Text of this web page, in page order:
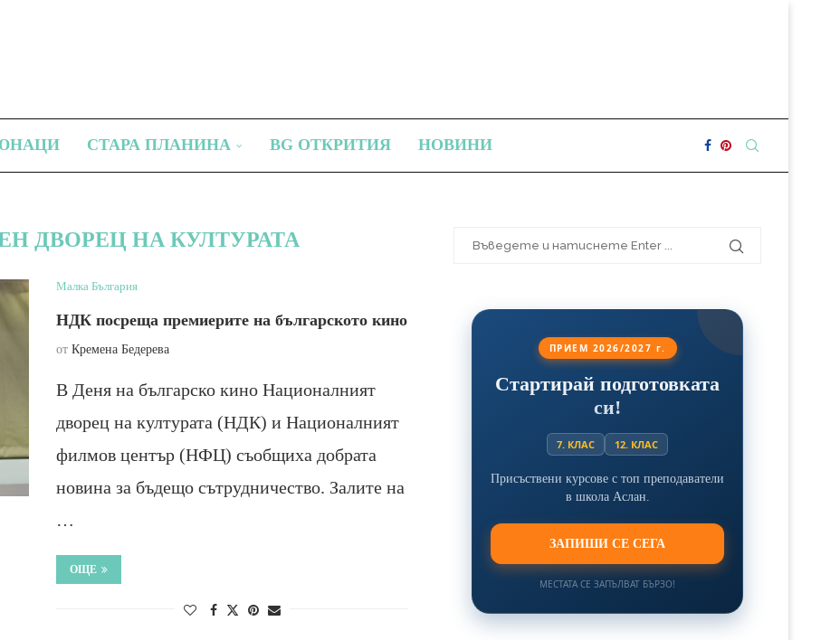
СТАРА ПЛАНИНА BG ОТКРИТИЯ НОВИНИ
ДВОРЕЦ НА КУЛТУРАТА
Малка България
НДК посреща премиерите на българското кино
от Кремена Бедерева
В Деня на българско кино Националният
дворец на културата (НДК) и Националният
филмов център (НФЦ) съобщиха добрата
новина за бъдещо сътрудничество. Залите на
…
ОЩЕ
ПРИЕМ 2026/2027 г.
Стартирай подготовката
си!
7. КЛАС 12. КЛАС
Присъствени курсове с топ преподаватели
в школа Аслан.
ЗАПИШИ СЕ СЕГА
МЕСТАТА СЕ ЗАПЪЛВАТ БЪРЗО!